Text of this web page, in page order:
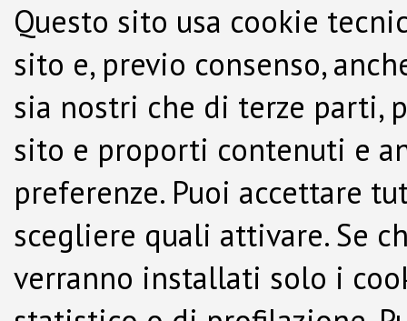
Questo sito usa cookie
sito e, previo consenso,
sia nostri che di terze parti,
sito e proporti contenuti e
preferenze. Puoi accettare
scegliere quali attivare. Se
verranno installati solo i